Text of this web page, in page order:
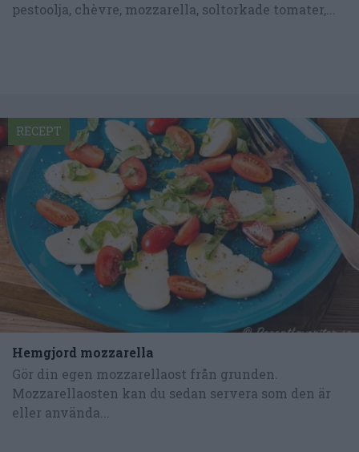
pestoolja, chèvre, mozzarella, soltorkade tomater,...
Hemgjord mozzarella
Gör din egen mozzarellaost från grunden.
Mozzarellaosten kan du sedan servera som den är
eller använda...
RECEPT